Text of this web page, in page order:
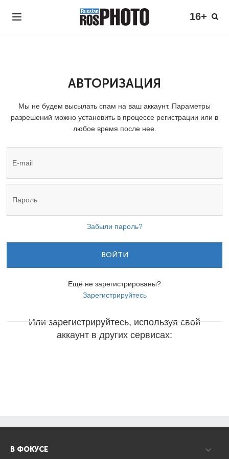
16+
АВТОРИЗАЦИЯ
Мы не будем высылать спам на ваш аккаунт. Параметры
разрешений можно установить в процессе регистрации или в
любое время после нее.
Забыли пароль?
ВОЙТИ
Ещё не зарегистрированы?
Зарегистрируйтесь
Или зарегистрируйтесь, используя свой
аккаунт в других сервисах:
В ФОКУСЕ